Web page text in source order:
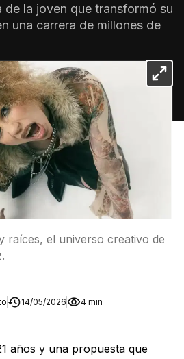
de la joven que transformó su
una carrera de millones de
raíces, el universo creativo de
14/05/2026 4 min
años y una propuesta que